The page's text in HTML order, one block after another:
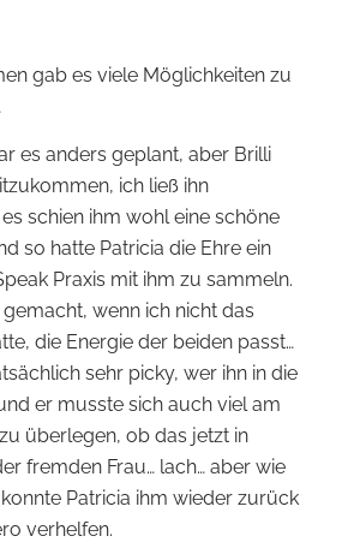
gab es viele Möglichkeiten zu
es anders geplant, aber Brilli
ich ließ ihn
schien ihm wohl eine schöne
so hatte Patricia die Ehre ein
Praxis mit ihm zu sammeln.
wenn ich nicht das
die Energie der beiden passt…
sehr picky, wer ihn in die
er musste sich auch viel am
überlegen, ob das jetzt in
fremden Frau… lach… aber wie
Patricia ihm wieder zurück
verhelfen.